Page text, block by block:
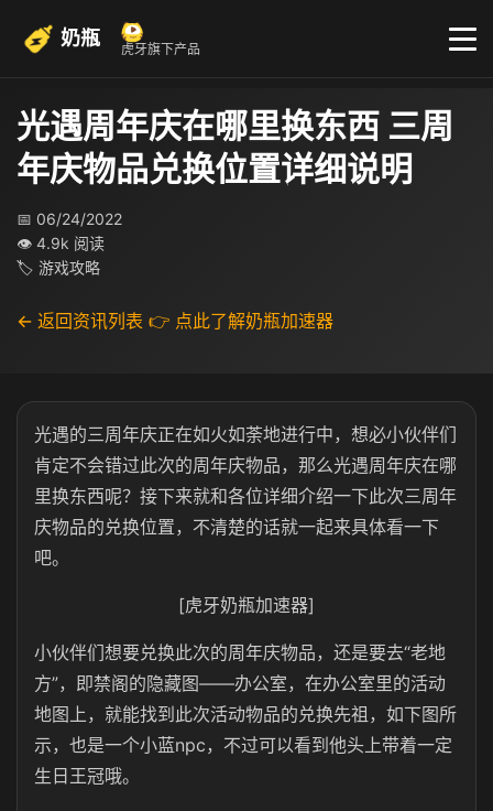
奶瓶 虎牙旗下产品
光遇周年庆在哪里换东西 三周
年庆物品兑换位置详细说明
📅 06/24/2022
👁 4.9k 阅读
🏷 游戏攻略
← 返回资讯列表 👉 点此了解奶瓶加速器
光遇的三周年庆正在如火如荼地进行中，想必小伙伴们
肯定不会错过此次的周年庆物品，那么光遇周年庆在哪
里换东西呢？接下来就和各位详细介绍一下此次三周年
庆物品的兑换位置，不清楚的话就一起来具体看一下
吧。
[虎牙奶瓶加速器]
小伙伴们想要兑换此次的周年庆物品，还是要去“老地
方”，即禁阁的隐藏图——办公室，在办公室里的活动
地图上，就能找到此次活动物品的兑换先祖，如下图所
示，也是一个小蓝npc，不过可以看到他头上带着一定
生日王冠哦。